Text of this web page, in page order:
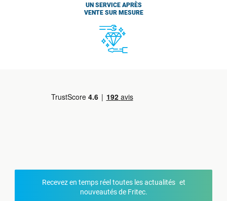
UN SERVICE APRÈS
VENTE SUR MESURE
Recevez en temps réel toutes les actualités et
nouveautés de Fritec.